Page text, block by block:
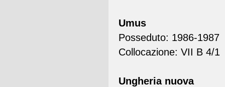
Umus
Posseduto: 1986-1987
Collocazione: VII B 4/1
Ungheria nuova